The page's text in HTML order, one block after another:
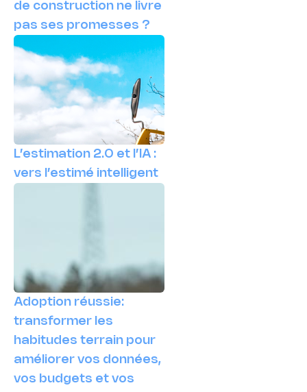
de construction ne livre
pas ses promesses ?
L’estimation 2.0 et l’IA :
vers l’estimé intelligent
Adoption réussie:
transformer les
habitudes terrain pour
améliorer vos données,
vos budgets et vos